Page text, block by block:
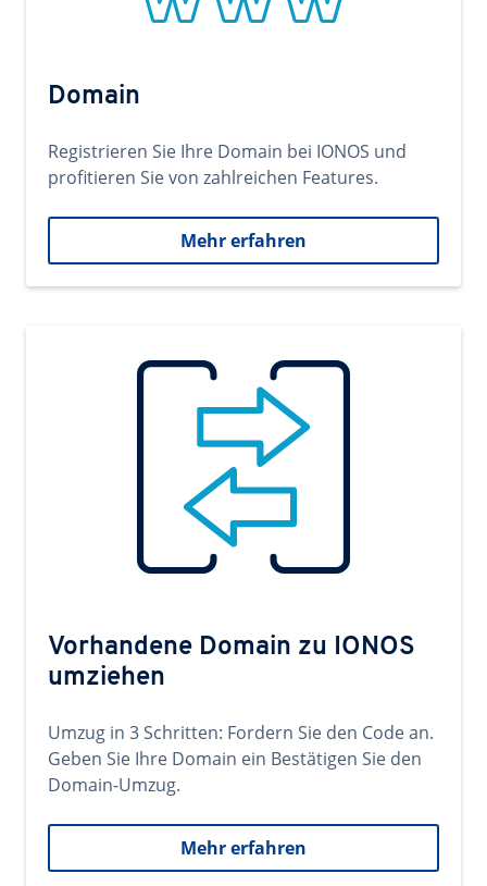
Domain
Registrieren Sie Ihre Domain bei IONOS und
profitieren Sie von zahlreichen Features.
Mehr erfahren
Vorhandene Domain zu IONOS
umziehen
Umzug in 3 Schritten: Fordern Sie den Code an.
Geben Sie Ihre Domain ein Bestätigen Sie den
Domain-Umzug.
Mehr erfahren